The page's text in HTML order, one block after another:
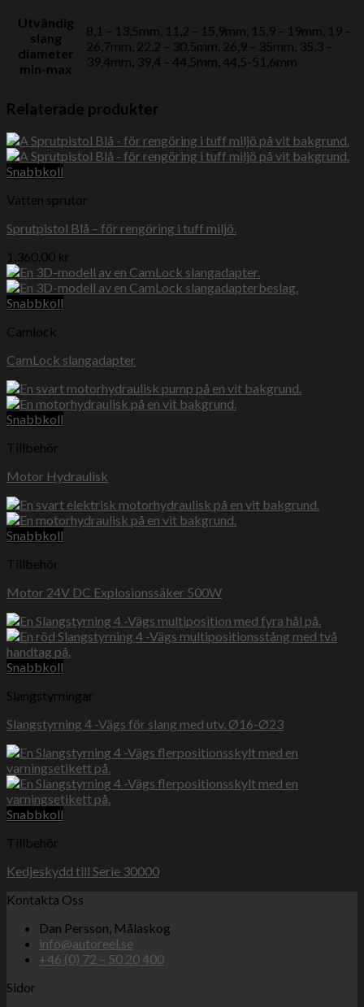
Utvändig
slang
diameter
min-max
8,1 – 13,5mm, 11,2 – 15,9mm, 15,9 – 19mm, 19 –
26,7mm, 22,2 – 30,5mm, 26,9 – 35mm, 35,3 –
39,4mm, 39,4 – 44,5mm, 44,5-51,6mm
Relaterade produkter
Snabbkoll
Vatten sprutor
Sprutpistol Blå – för rengöring i tuff miljö.
1,360.00 kr
Snabbkoll
Camlock
CamLock slangadapter
Snabbkoll
Tillbehör
Motor Hydraulisk
Snabbkoll
Tillbehör
Motor 24V DC Explosionssäker 500W
Snabbkoll
Slangstyrningar
Slangstyrning 4 -Vägs för slang med utv. Ø16-Ø23
Snabbkoll
Tillbehör
Kedjeskydd till Serie 30000
Kontakta Oss
Dan Persson, Målaskog
info@autoreel.se
+46 (0) 72 – 50 20 400
Sidor